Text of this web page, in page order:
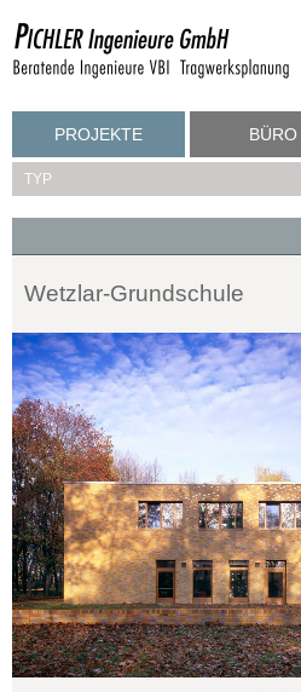
PROJEKTE BÜRO
TYP
Wetzlar-Grundschule